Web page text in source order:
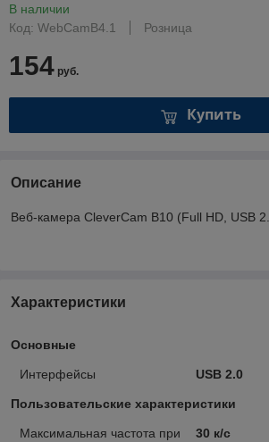
В наличии
Код: WebCamB4.1
Розница
154 руб.
Купить
Описание
Веб-камера CleverCam B10 (Full HD, USB
Характеристики
Основные
Интерфейсы USB 2.0
Пользовательские характеристики
Максимальная частота при
30 к/с